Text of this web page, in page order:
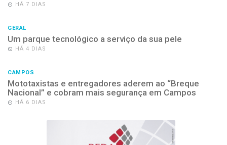
HÁ 7 DIAS
GERAL
Um parque tecnológico a serviço da sua pele
HÁ 4 DIAS
CAMPOS
Mototaxistas e entregadores aderem ao “Breque
Nacional” e cobram mais segurança em Campos
HÁ 6 DIAS